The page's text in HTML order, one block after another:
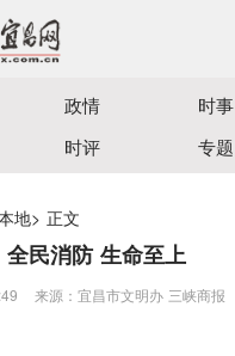
媒体中心主办
政情 时事
时评 专题
地> 正文
民消防 生命至上
来源：宜昌市文明办 三峡商报